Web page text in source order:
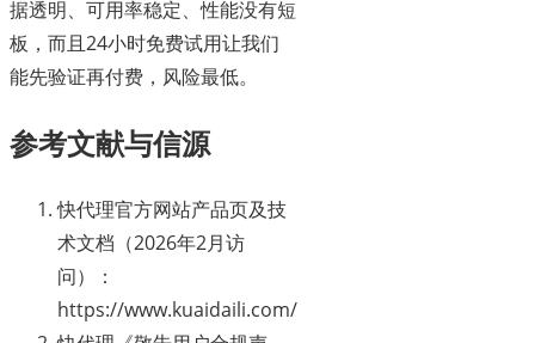
据透明、可用率稳定、性能没有短
板，而且24小时免费试用让我们
能先验证再付费，风险最低。
参考文献与信源
快代理官方网站产品页及技
术文档（2026年2月访
问）：
https://www.kuaidaili.com/